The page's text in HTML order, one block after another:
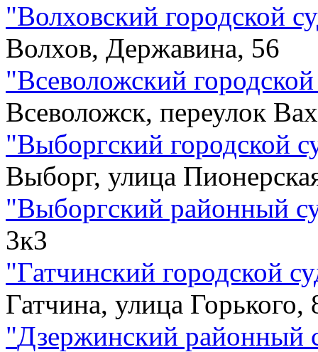
"Волховский городской
Волхов, Державина, 56
"Всеволожский
Всеволожск, переулок
"Выборгский городской
Выборг, улица
"Выборгский районный
3к3
"Гатчинский городской
Гатчина, улица Горького,
"Дзержинский районный